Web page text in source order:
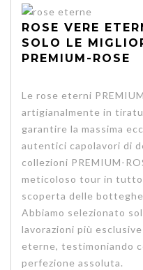
ROSE VERE
SOLO LE
PREMIUM-ROSE
Le rose eterni
artigianalmente in
garantire la massima
autentici capolavori di
collezioni PREMIUM-
meticoloso tour in
scoperta delle
Abbiamo selezionato
lavorazioni più
eterne, testimoniando
perfezione assoluta.